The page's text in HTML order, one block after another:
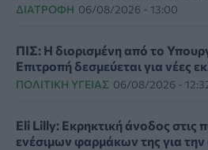
ΔΙΑΤΡΟΦΉ 06/08/2026 - 13:00
ΠΙΣ: Η διορισμένη από το
Επιτροπή δεσμεύεται για νέες
ΠΟΛΙΤΙΚΉ ΥΓΕΊΑΣ 06/08/2026 -
Eli Lilly: Εκρηκτική άνοδος στις
ενέσιμων φαρμάκων της για